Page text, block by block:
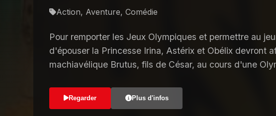
Action, Aventure, Comédie
Pour remporter les Jeux Olympiques et permettre au
d'épouser la Princesse Irina, Astérix et Obélix devront
machiavélique Brutus, fils de César, au cours d'une
Regarder Plus d'infos